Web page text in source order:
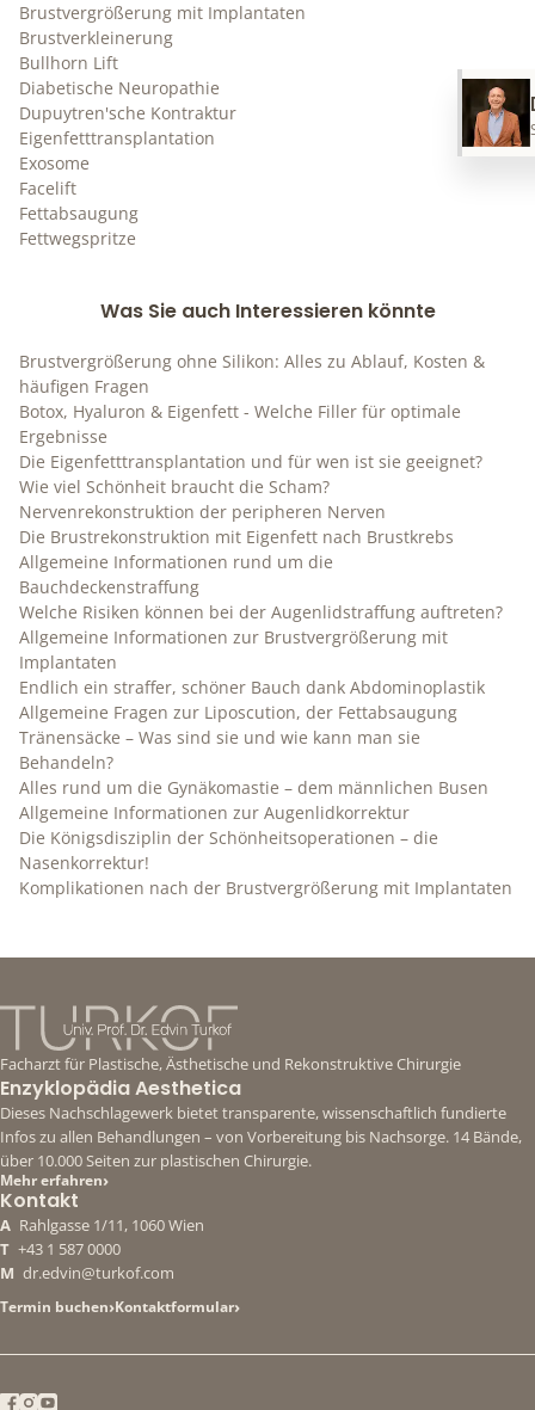
Brustvergrößerung mit Implantaten
Brustverkleinerung
Bullhorn Lift
Diabetische Neuropathie
Dupuytren'sche Kontraktur
Eigenfetttransplantation
Exosome
Facelift
Fettabsaugung
Fettwegspritze
Was Sie auch Interessieren könnte
Brustvergrößerung ohne Silikon: Alles zu Ablauf, Kosten &
häufigen Fragen
Botox, Hyaluron & Eigenfett - Welche Filler für optimale
Ergebnisse
Die Eigenfetttransplantation und für wen ist sie geeignet?
Wie viel Schönheit braucht die Scham?
Nervenrekonstruktion der peripheren Nerven
Die Brustrekonstruktion mit Eigenfett nach Brustkrebs
Allgemeine Informationen rund um die
Bauchdeckenstraffung
Welche Risiken können bei der Augenlidstraffung auftreten?
Allgemeine Informationen zur Brustvergrößerung mit
Implantaten
Endlich ein straffer, schöner Bauch dank Abdominoplastik
Allgemeine Fragen zur Liposcution, der Fettabsaugung
Tränensäcke – Was sind sie und wie kann man sie
Behandeln?
Alles rund um die Gynäkomastie – dem männlichen Busen
Allgemeine Informationen zur Augenlidkorrektur
Die Königsdisziplin der Schönheitsoperationen – die
Nasenkorrektur!
Komplikationen nach der Brustvergrößerung mit Implantaten
Facharzt für Plastische, Ästhetische und Rekonstruktive Chirurgie
Enzyklopädia Aesthetica
Dieses Nachschlagewerk bietet transparente, wissenschaftlich fundierte
Infos zu allen Behandlungen – von Vorbereitung bis Nachsorge. 14 Bände,
über 10.000 Seiten zur plastischen Chirurgie.
Mehr erfahren›
Kontakt
A Rahlgasse 1/11, 1060 Wien
T +43 1 587 0000
M dr.edvin@turkof.com
Termin buchen›Kontaktformular›